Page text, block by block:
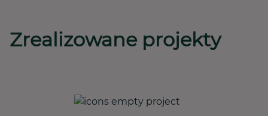
Zrealizowane projekty